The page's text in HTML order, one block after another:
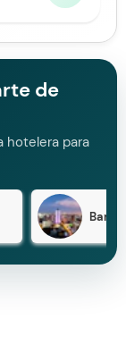
de
hotelera para